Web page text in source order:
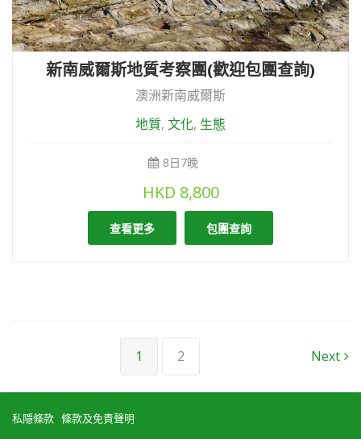
新南威爾斯地質考察團(歡迎包團查詢)
澳洲新南威爾斯
地質, 文化, 生態
8日7晚
HKD 8,800
查看更多 包團查詢
1 2 Next
私隱條款 條款及免責聲明